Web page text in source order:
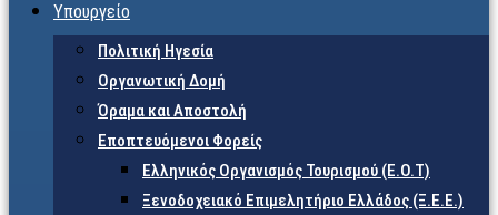
Υπουργείο
Πολιτική Ηγεσία
Οργανωτική Δομή
Όραμα και Αποστολή
Εποπτευόμενοι Φορείς
Eλληνικός Οργανισμός Τουρισμού (Ε.Ο.Τ)
Ξενοδοχειακό Επιμελητήριο Ελλάδος (Ξ.Ε.Ε.)